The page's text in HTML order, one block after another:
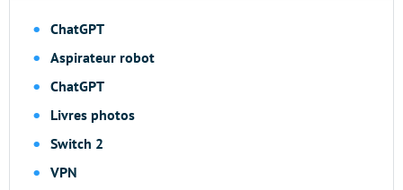
ChatGPT
Aspirateur robot
ChatGPT
Livres photos
Switch 2
VPN